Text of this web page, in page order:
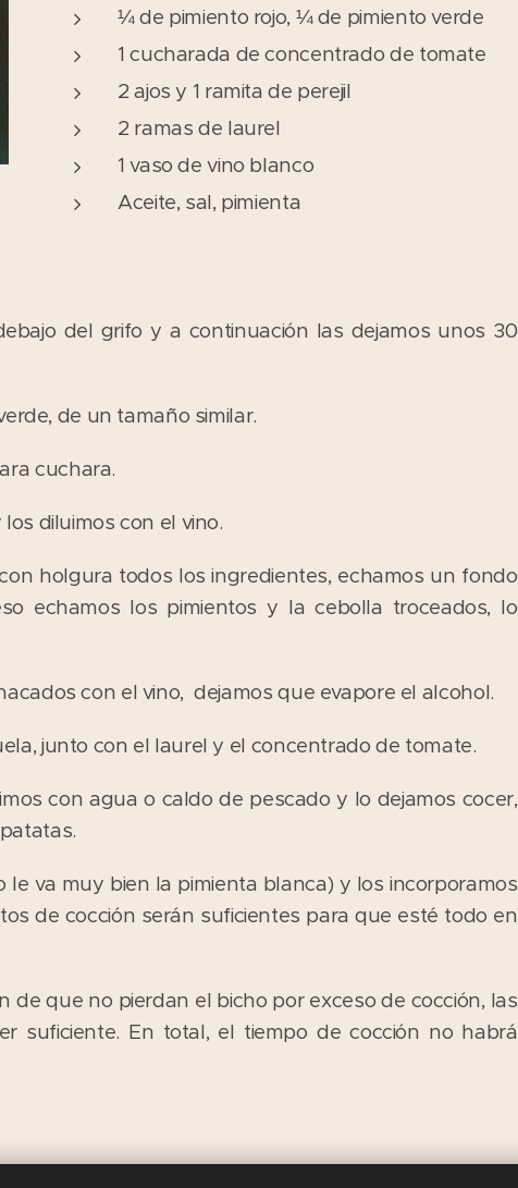
¼ de pimiento rojo, ¼ de pimiento verde
1 cucharada de concentrado de tomate
2 ajos y 1 ramita de perejil
2 ramas de laurel
1 vaso de vino blanco
Aceite, sal, pimienta
del grifo y a continuación las dejamos unos 30
de un tamaño similar.
cuchara.
diluimos con el vino.
holgura todos los ingredientes, echamos un fondo
echamos los pimientos y la cebolla troceados, lo
con el vino, dejamos que evapore el alcohol.
junto con el laurel y el concentrado de tomate.
con agua o caldo de pescado y lo dejamos cocer,
va muy bien la pimienta blanca) y los incorporamos
de cocción serán suficientes para que esté todo en
de que no pierdan el bicho por exceso de cocción, las
suficiente. En total, el tiempo de cocción no habrá